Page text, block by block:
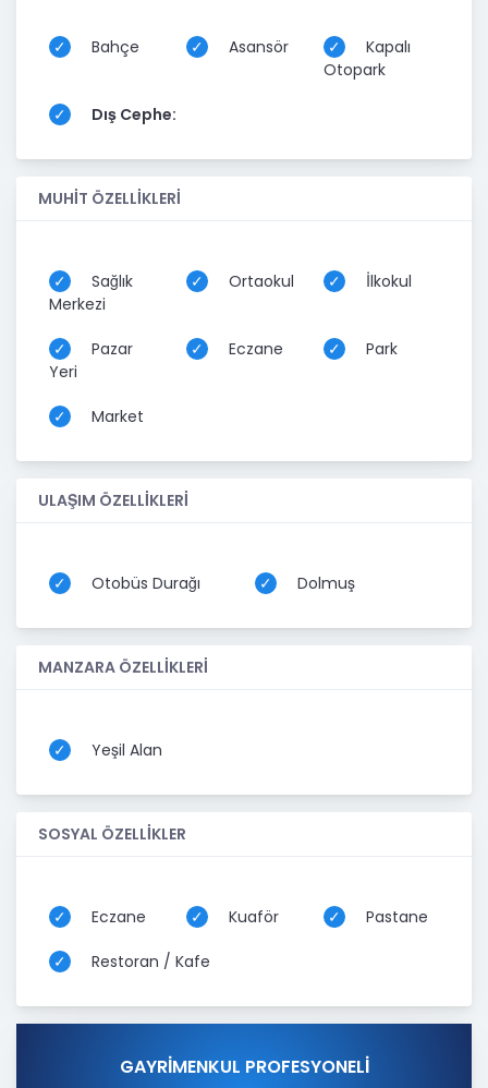
Bahçe Asansör
Kapalı
Otopark
Dış Cephe:
MUHİT ÖZELLİKLERİ
Sağlık
Merkezi
Ortaokul İlkokul
Pazar
Yeri
Eczane Park
Market
ULAŞIM ÖZELLİKLERİ
Otobüs Durağı Dolmuş
MANZARA ÖZELLİKLERİ
Yeşil Alan
SOSYAL ÖZELLİKLER
Eczane Kuaför Pastane
Restoran / Kafe
GAYRİMENKUL PROFESYONELİ